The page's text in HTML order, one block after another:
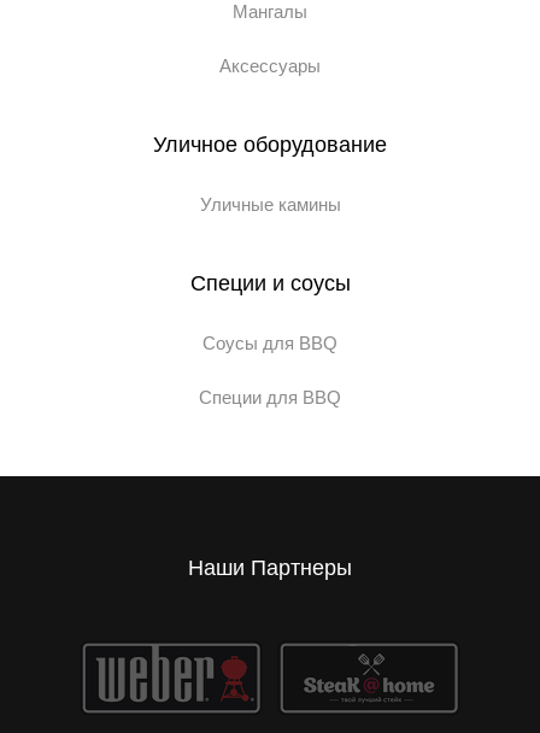
Мангалы
Аксессуары
Уличное оборудование
Уличные камины
Специи и соусы
Соусы для BBQ
Специи для BBQ
Наши Партнеры